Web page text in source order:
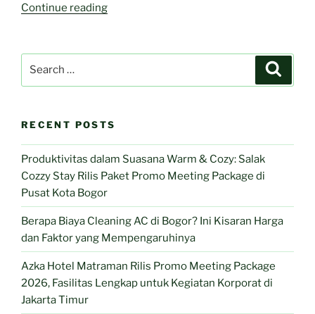
Continue reading“Tingkatkan
Bening
Hadirkan
“Promo
Meeting
Package”
Berkonsep
Private
&
Comfortable”
RECENT POSTS
Produktivitas dalam Suasana Warm & Cozy: Salak
Cozzy Stay Rilis Paket Promo Meeting Package di
Pusat Kota Bogor
Berapa Biaya Cleaning AC di Bogor? Ini Kisaran Harga
dan Faktor yang Mempengaruhinya
Azka Hotel Matraman Rilis Promo Meeting Package
2026, Fasilitas Lengkap untuk Kegiatan Korporat di
Jakarta Timur